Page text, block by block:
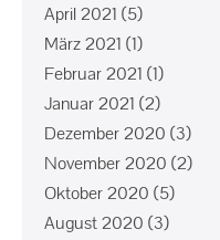
April 2021 (5)
März 2021 (1)
Februar 2021 (1)
Januar 2021 (2)
Dezember 2020 (3)
November 2020 (2)
Oktober 2020 (5)
August 2020 (3)